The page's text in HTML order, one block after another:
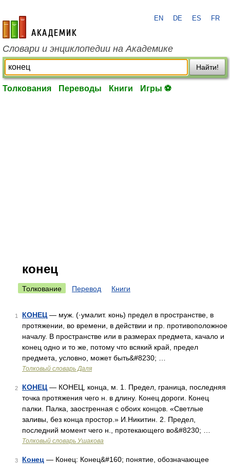
academic.ru
EN DE ES FR
Словари и энциклопедии на Академике
Найти!
Толкования Переводы Книги Игры ⚽
конец
Толкование Перевод Книги
1 КОНЕЦ — муж. (·умалит. конь) предел в пространстве, в
протяжении, во времени, в действии и пр. противоположное
началу. В пространстве или в размерах предмета, качало и
конец одно и то же, потому что всякий край, предел
предмета, условно, может быть&#8230; …
Толковый словарь Даля
2 КОНЕЦ — КОНЕЦ, конца, м. 1. Предел, граница, последняя
точка протяжения чего н. в длину. Конец дороги. Конец
палки. Палка, заостренная с обоих концов. «Светлые
заливы, без конца простор.» И.Никитин. 2. Предел,
последний момент чего н., протекающего во&#8230; …
Толковый словарь Ушакова
3 Конец — Конец: Конец&#160; понятие, обозначающее